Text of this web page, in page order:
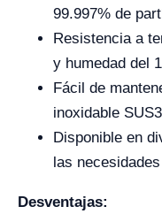
99.997% de
Resistencia a
y humedad del
Fácil de
inoxidable
Disponible en
las
Desventajas: